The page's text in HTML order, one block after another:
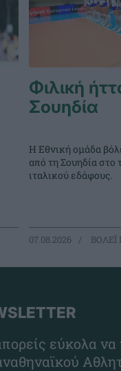
Φιλική
Σουηδία
Η Εθνική ομάδα
από τη Σουηδία στο
ιταλικού εδάφους.
07.08.2026
εύκολα να